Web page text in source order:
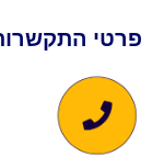
פרטי